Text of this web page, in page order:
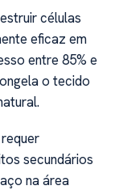
células
eficaz em
entre 85% e
o tecido
secundários
na área